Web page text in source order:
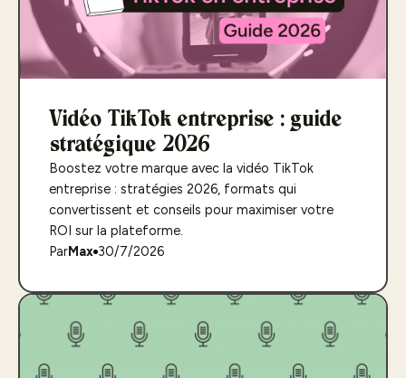
Vidéo TikTok entreprise : guide
stratégique 2026
Boostez votre marque avec la vidéo TikTok
entreprise : stratégies 2026, formats qui
convertissent et conseils pour maximiser votre
ROI sur la plateforme.
ParMax 30/7/2026